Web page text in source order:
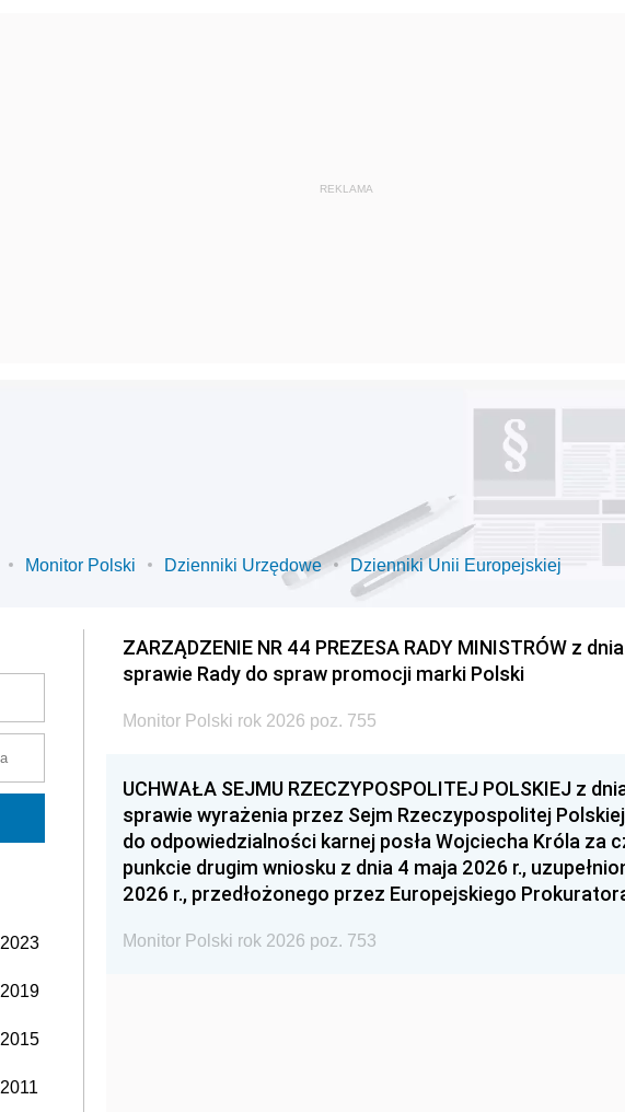
Monitor Polski Dzienniki Urzędowe Dzienniki Unii Europejskiej
2023
2019
2015
2011
ZARZĄDZENIE NR 44 PREZESA RADY MINISTRÓW z
sprawie Rady do spraw promocji marki Polski
Monitor Polski rok 2026 poz. 755
UCHWAŁA SEJMU RZECZYPOSPOLITEJ POLSKIEJ z
sprawie wyrażenia przez Sejm Rzeczypospolitej
do odpowiedzialności karnej posła Wojciecha Króla za
punkcie drugim wniosku z dnia 4 maja 2026 r.,
2026 r., przedłożonego przez Europejskiego
Monitor Polski rok 2026 poz. 753